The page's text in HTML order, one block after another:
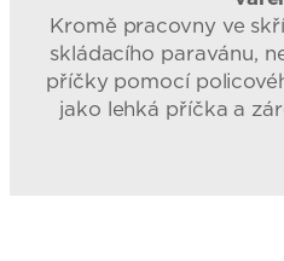
Kromě pracovny ve
skládacího paravánu,
příčky pomocí
jako lehká příčka a